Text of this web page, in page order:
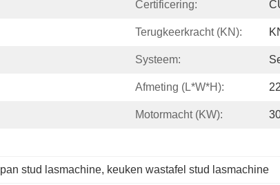
Certificering:
Terugkeerkracht (kN):
Systeem:
Afmeting (l*w*h):
Motormacht (kW):
pan stud lasmachine, keuken wastafel stud lasmachine